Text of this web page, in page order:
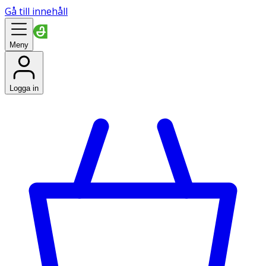
Gå till innehåll
Meny
Logga in